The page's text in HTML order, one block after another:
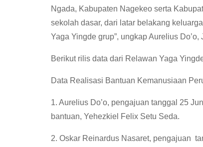
Ngada, Kabupaten Nagekeo serta
sekolah dasar, dari latar belakang
Yaga Yingde grup”, ungkap Aurelius Do’o,
Berikut rilis data dari Relawan Yaga
Data Realisasi Bantuan Kemanusiaan
1. Aurelius Do’o, pengajuan tanggal 25
bantuan, Yehezkiel Felix Setu Seda.
2. Oskar Reinardus Nasaret, pengajuan